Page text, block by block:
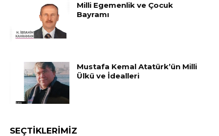
Milli Egemenlik ve Çocuk
Bayramı
Mustafa Kemal Atatürk’ün Milli
Ülkü ve İdealleri
SEÇTIKLERIMIZ